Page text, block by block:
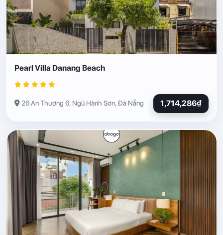
Pearl Villa Danang Beach
26 An Thượng 6, Ngũ Hành Sơn, Đà Nẵng 1,714,286₫